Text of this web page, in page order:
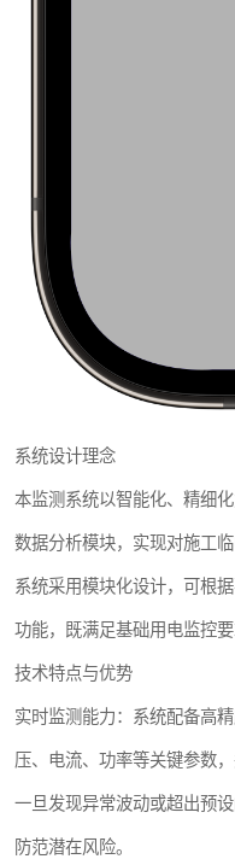
系统设计理念
本监测系统以智能化、精细
数据分析模块，实现对施工
系统采用模块化设计，可根
功能，既满足基础用电监控
技术特点与优势
实时监测能力：系统配备高
压、电流、功率等关键参数
一旦发现异常波动或超出预
防范潜在风险。